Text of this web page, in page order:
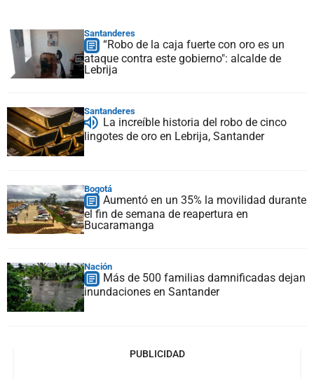
Santanderes
“Robo de la caja fuerte con oro es un
ataque contra este gobierno": alcalde de
Lebrija
Santanderes
La increíble historia del robo de cinco
lingotes de oro en Lebrija, Santander
Bogotá
Aumentó en un 35% la movilidad durante
el fin de semana de reapertura en
Bucaramanga
Nación
Más de 500 familias damnificadas dejan
inundaciones en Santander
PUBLICIDAD